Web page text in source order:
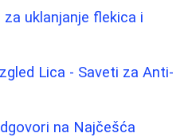
uklanjanje flekica i
Lica - Saveti za Anti-
na Najčešća